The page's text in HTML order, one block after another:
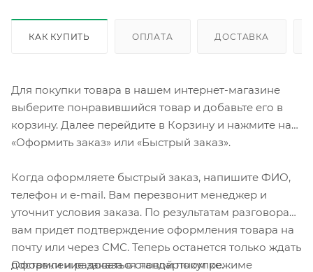
КАК КУПИТЬ ОПЛАТА ДОСТАВКА
Для покупки товара в нашем интернет-магазине
выберите понравившийся товар и добавьте его в
корзину. Далее перейдите в Корзину и нажмите на
«Оформить заказ» или «Быстрый заказ».
Когда оформляете быстрый заказ, напишите ФИО,
телефон и e-mail. Вам перезвонит менеджер и
уточнит условия заказа. По результатам разговора
вам придет подтверждение оформления товара на
почту или через СМС. Теперь останется только ждать
доставки и радоваться новой покупке.
Оформление заказа в стандартном режиме